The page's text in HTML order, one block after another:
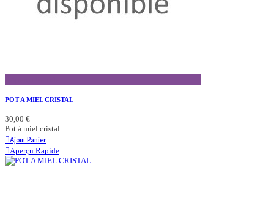
POT A MIEL CRISTAL
30,00 €
Pot à miel cristal
Ajout Panier
Aperçu Rapide